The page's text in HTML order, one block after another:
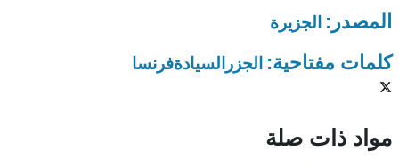
المصدر: الجزيرة
كلمات مفتاحية: الجزر السيادةفرنسا
مواد ذات صلة